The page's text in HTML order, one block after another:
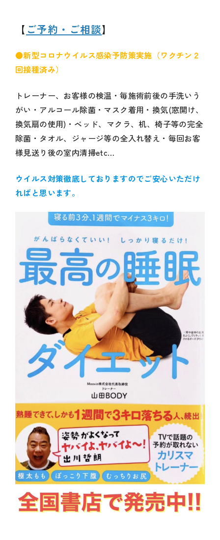
【 ご予約・ご相談】
●新型コロナウイルス感染予防策実施（ワクチン２
回接種済み）
トレーナー、お客様の検温・毎施術前後の手洗いう
がい・アルコール除菌・マスク着用・換気(窓開け、
換気扇の使用)・ベッド、マクラ、机、椅子等の完全
除菌・タオル、ジャージ等の全入れ替え・毎回お客
様見送り後の室内清掃etc…
ウイルス対策徹底しておりますのでご安心いただけ
ればと思います。